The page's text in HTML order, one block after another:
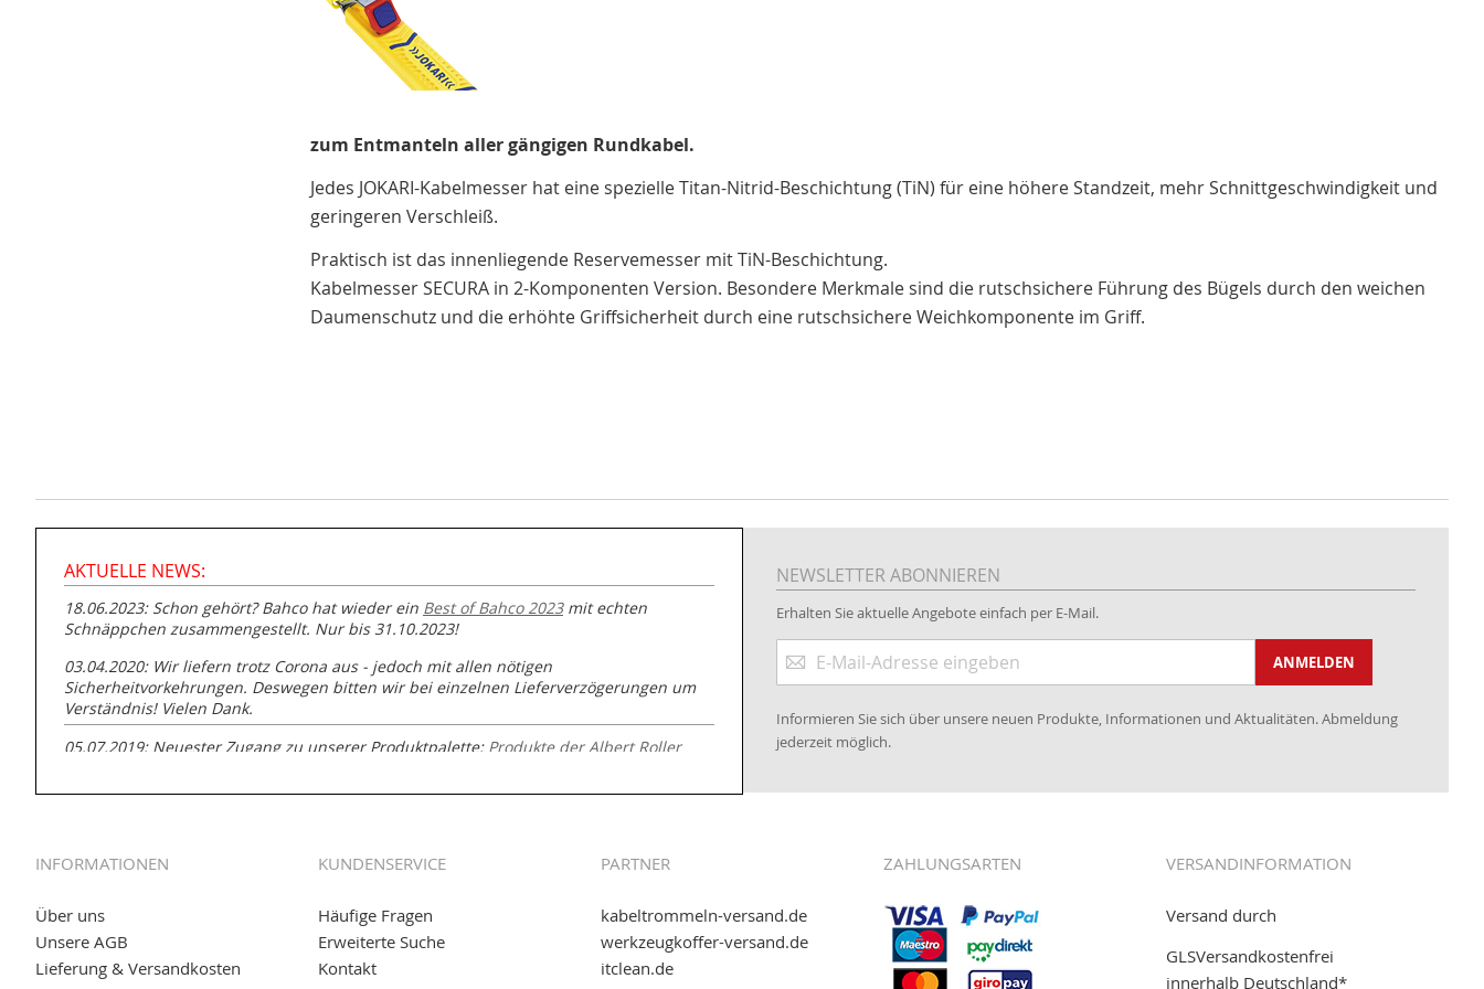
zum Entmanteln aller gängigen Rundkabel.
Jedes JOKARI-Kabelmesser hat eine spezielle Titan-Nitrid-Beschichtung (TiN) für eine höhere Standzeit, mehr Schnittgeschwindigkeit und
geringeren Verschleiß.
Praktisch ist das innenliegende Reservemesser mit TiN-Beschichtung.
Kabelmesser SECURA in 2-Komponenten Version. Besondere Merkmale sind die rutschsichere Führung des Bügels durch den weichen
Daumenschutz und die erhöhte Griffsicherheit durch eine rutschsichere Weichkomponente im Griff.
AKTUELLE NEWS:
18.06.2023: Schon gehört? Bahco hat wieder ein Best of Bahco 2023mit echten
Schnäppchen zusammengestellt. Nur bis 31.10.2023!
03.04.2020: Wir liefern trotz Corona aus - jedoch mit allen nötigen
Sicherheitvorkehrungen. Deswegen bitten wir bei einzelnen Lieferverzögerungen um
Verständnis! Vielen Dank.
05.07.2019: Neuester Zugang zu unserer Produktpalette: Produkte der Albert Roller
04.11.2018: Überarbeitung der Corporate Identity (CI)
- Zahlung per paydirekt
16.01.2017:
- Visa & MasterCard (inkl. Maestro)
12.01.2017: JETZT NEU- giropay, SOFORT-Überweisung sowie eps (PAYONE)
NEWSLETTER ABONNIEREN
Erhalten Sie aktuelle Angebote einfach per E-Mail.
zum
ANMELDEN
Informieren Sie sich über unsere neuen Produkte, Informationen und Aktualitäten. Abmeldung
jederzeit möglich.
INFORMATIONEN
Über uns
Unsere AGB
Lieferung & Versandkosten
KUNDENSERVICE
Häufige Fragen
Erweiterte Suche
Kontakt
PARTNER
kabeltrommeln-versand.de
werkzeugkoffer-versand.de
itclean.de
ZAHLUNGSARTEN VERSANDINFORMATION
Versand durch
GLSVersandkostenfrei
innerhalb Deutschland*